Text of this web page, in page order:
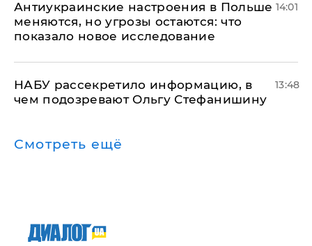
Антиукраинские настроения в Польше
меняются, но угрозы остаются: что
показало новое исследование
14:01
НАБУ рассекретило информацию, в
чем подозревают Ольгу Стефанишину
13:48
Смотреть ещё